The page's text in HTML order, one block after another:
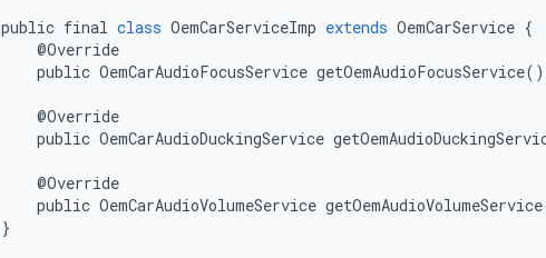
public final class OemCarServiceImp extends OemCarService {
@Override
public OemCarAudioFocusService getOemAudioFocusService
@Override
public OemCarAudioDuckingService
@Override
public OemCarAudioVolumeService getOemAudioVolumeService
}